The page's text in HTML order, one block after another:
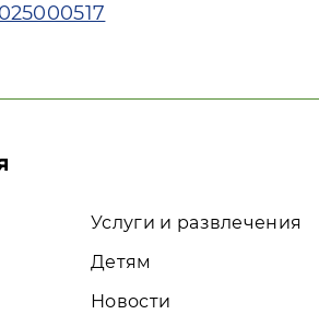
Услуги и развлечения
Детям
Новости